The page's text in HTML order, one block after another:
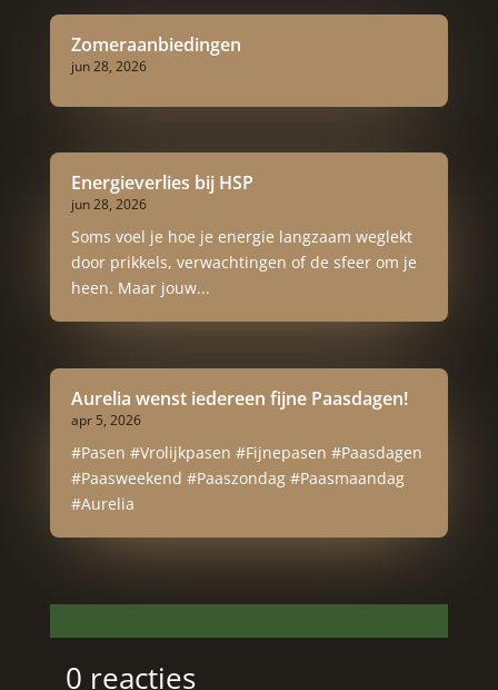
Zomeraanbiedingen
jun 28, 2026
Energieverlies bij HSP
jun 28, 2026
Soms voel je hoe je energie langzaam weglekt
door prikkels, verwachtingen of de sfeer om je
heen. Maar jouw...
Aurelia wenst iedereen fijne Paasdagen!
apr 5, 2026
#Pasen #Vrolijkpasen #Fijnepasen #Paasdagen
#Paasweekend #Paaszondag #Paasmaandag
#Aurelia
0 reacties